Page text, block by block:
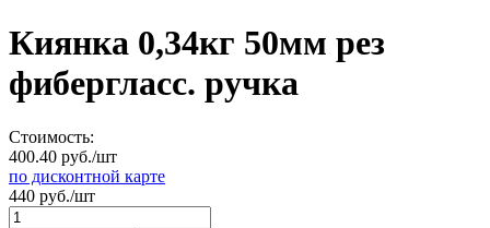
Киянка 0,34кг 50мм рез
фибергласс. ручка
Стоимость:
400.40 руб./шт
по дисконтной карте
440 руб./шт